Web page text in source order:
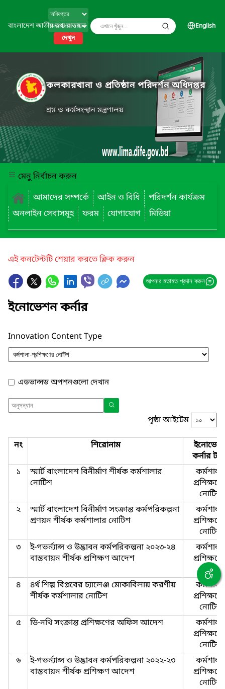
বাংলাদেশ জাতীয় তথ্য বাতায়ন
দেখুন
English
কলকারখানা ও প্রতিষ্ঠান পরিদর্শন অধিদপ্তর
শ্রম ও কর্মসংস্থান মন্ত্রণালয়
মেনু নির্বাচন করুন
আমাদের সম্পর্কে
আইন ও বিধি
পরিদর্শন কার্যক্রম
অনলাইন সেবাসমূহ
ফরম যোগাযোগ মিডিয়া
এই কনটেন্টটি শেয়ার করতে ক্লিক করুন
আপনার মতামত প্রদান করুন
ইনোভেশন কর্নার
Innovation Content Type
এডভান্সড অপশনগুলো দেখান
পৃষ্ঠা আইটেম
নং শিরোনাম
কর্নার
১
স্মার্ট বাংলাদেশ বিনীর্মাণ শীর্ষক কর্মশালার
নোটিশ
কর্মশালা-
নোটিশ
২
স্মার্ট বাংলাদেশ বিনীর্মাণ সংক্রান্ত কর্মপরিকল্পনা
প্রণয়ন শীর্ষক কর্মশালার নোটিশ
কর্মশালা-
নোটিশ
৩
ই-গভর্ন্যান্স ও উদ্ভাবন কর্মপরিকল্পনা ২০২৩-২৪
বাস্তবায়ন শীর্ষক প্রশিক্ষণ আদেশ
কর্মশালা-
নোটিশ
৪
৪র্থ শিল্প বিপ্লবের চ্যালেঞ্জ মোকাবিলায় করণীয়
শীর্ষক কর্মশালার নোটিশ
কর্মশালা-
নোটিশ
৫
ডি-নথি সংক্রান্ত প্রশিক্ষণের অফিস আদেশ
কর্মশালা-
নোটিশ
৬
ই-গভর্ন্যান্স ও উদ্ভাবন কর্মপরিকল্পনা ২০২২-২৩
বাস্তবায়ন শীর্ষক প্রশিক্ষণ আদেশ
কর্মশালা-
নোটিশ